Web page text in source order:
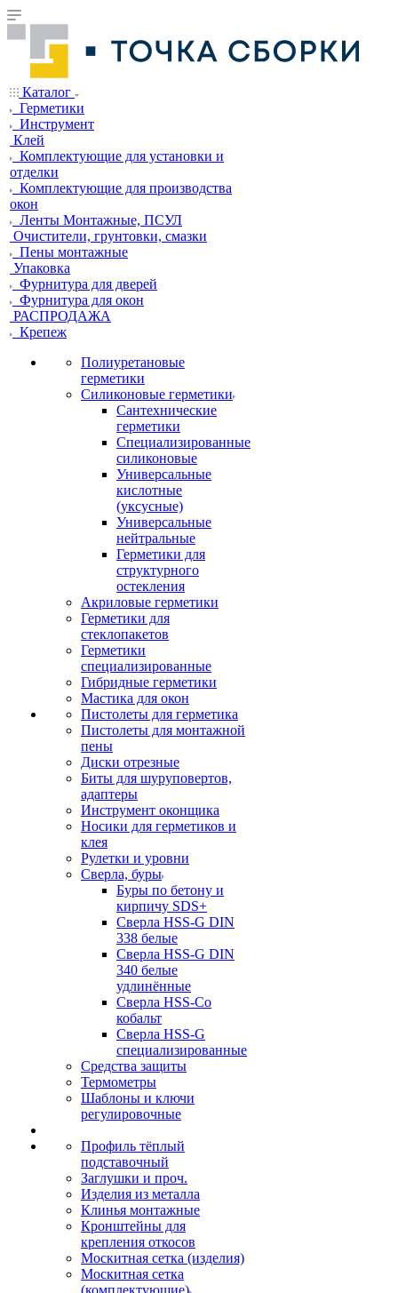
Каталог
Герметики
Инструмент
Клей
Комплектующие для установки и
отделки
Комплектующие для производства
окон
Ленты Монтажные, ПСУЛ
Очистители, грунтовки, смазки
Пены монтажные
Упаковка
Фурнитура для дверей
Фурнитура для окон
РАСПРОДАЖА
Крепеж
Полиуретановые
герметики
Силиконовые герметики
Сантехнические
герметики
Специализированные
силиконовые
Универсальные
кислотные
(уксусные)
Универсальные
нейтральные
Герметики для
структурного
остекления
Акриловые герметики
Герметики для
стеклопакетов
Герметики
специализированные
Гибридные герметики
Мастика для окон
Пистолеты для герметика
Пистолеты для монтажной
пены
Диски отрезные
Биты для шуруповертов,
адаптеры
Инструмент оконщика
Носики для герметиков и
клея
Рулетки и уровни
Сверла, буры
Буры по бетону и
кирпичу SDS+
Сверла HSS-G DIN
338 белые
Сверла HSS-G DIN
340 белые
удлинённые
Сверла HSS-Co
кобальт
Сверла HSS-G
специализированные
Средства защиты
Термометры
Шаблоны и ключи
регулировочные
Профиль тёплый
подставочный
Заглушки и проч.
Изделия из металла
Клинья монтажные
Кронштейны для
крепления откосов
Москитная сетка (изделия)
Москитная сетка
(комплектующие)